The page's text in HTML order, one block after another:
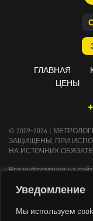
Уведомление
Мы используем
ГЛАВНАЯ
ЦЕНЫ
© 2009-2026 |
ЗАЩИЩЕНЫ, ПРИ
НА ИСТОЧНИК
Вся информация на
Гражданского кодекса
без предварительного